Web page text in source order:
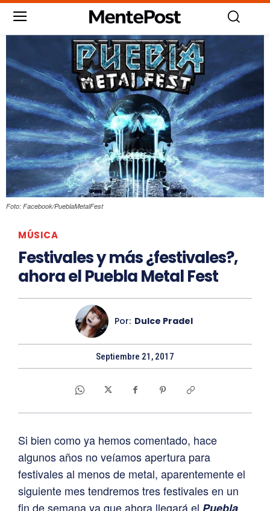
Foto: Facebook/PueblaMetalFest
MÚSICA
Festivales y más ¿festivales?,
ahora el Puebla Metal Fest
Por: Dulce Pradel
Septiembre 21, 2017
Si bien como ya hemos comentado, hace
algunos años no veíamos apertura para
festivales al menos de metal, aparentemente el
siguiente mes tendremos tres festivales en un
fin de semana ya que ahora llegará el Puebla